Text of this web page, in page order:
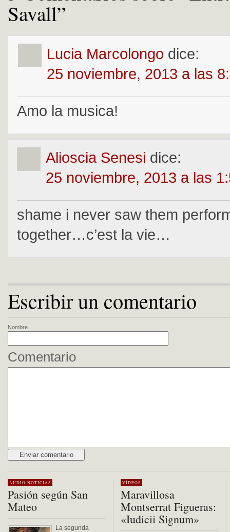
Savall”
Lucia Marcolongo dice:
25 noviembre, 2013 a las
Amo la musica!
Alioscia Senesi dice:
25 noviembre, 2013 a las
shame i never saw them
together…c’est la vie…
Escribir un comentario
Nombre
Comentario
AUDIO NOTICIAS
Pasión según San
Mateo
La segunda
VÍDEOS
Maravillosa
Montserrat Figueras:
«Iudicii Signum»